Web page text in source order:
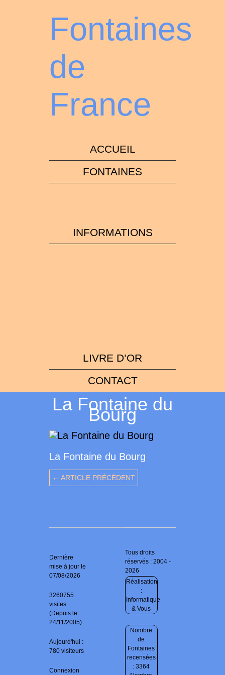
Fontaines
de
France
ACCUEIL
FONTAINES
INFORMATIONS
LIVRE D’OR
CONTACT
La Fontaine du
Bourg
La Fontaine du Bourg
← ARTICLE PRÉCÉDENT
Dernière
mise à jour le
07/08/2026
3260755
visites
(Depuis le
24/11/2005)
Aujourd'hui :
780 visiteurs
Connexion
Tous droits
réservés : 2004 -
2026
Réalisation
:
Informatique
& Vous
Nombre
de
Fontaines
recensées
: 3364